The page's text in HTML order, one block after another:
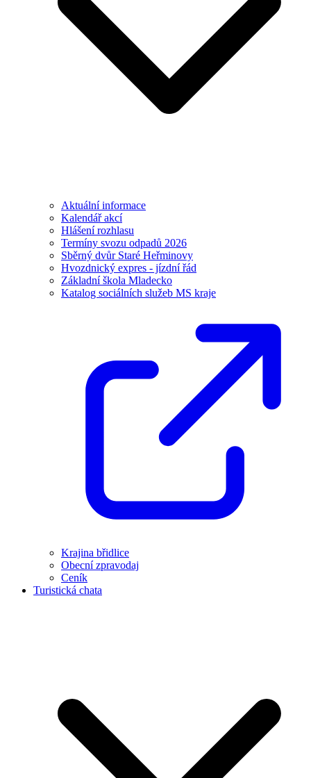
Aktuální informace
Kalendář akcí
Hlášení rozhlasu
Termíny svozu odpadů 2026
Sběrný dvůr Staré Heřminovy
Hvozdnický expres - jízdní řád
Základní škola Mladecko
Katalog sociálních služeb MS kraje
Krajina břidlice
Obecní zpravodaj
Ceník
Turistická chata